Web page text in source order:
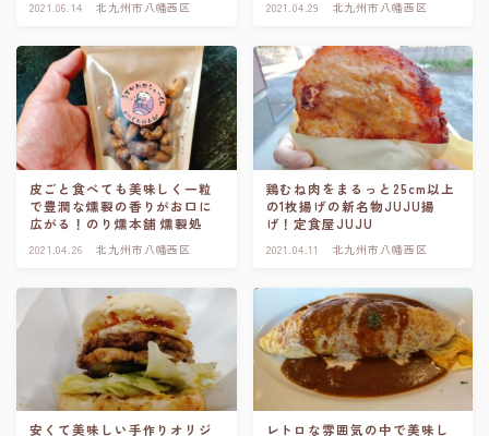
2021.06.14 北九州市八幡西区 2021.04.29 北九州市八幡西区
皮ごと食べても美味しく一粒
で豊潤な燻製の香りがお口に
広がる！のり燻本舗 燻製処
2021.04.26 北九州市八幡西区
鶏むね肉をまるっと25cm以上
の1枚揚げの新名物JUJU揚
げ！定食屋JUJU
2021.04.11 北九州市八幡西区
安くて美味しい手作りオリジ
レトロな雰囲気の中で美味し